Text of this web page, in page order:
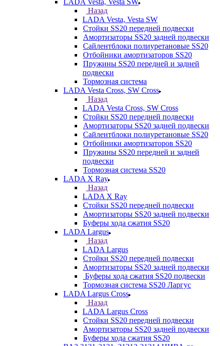
LADA Vesta, Vesta SW
Назад
LADA Vesta, Vesta SW
Стойки SS20 передней подвески
Амортизаторы SS20 задней подвески
Сайлентблоки полиуретановые SS20
Отбойники амортизаторов SS20
Пружины SS20 передней и задней
подвески
Тормозная система
LADA Vesta Cross, SW Cross
Назад
LADA Vesta Cross, SW Cross
Стойки SS20 передней подвески
Амортизаторы SS20 задней подвески
Сайлентблоки полиуретановые SS20
Отбойники амортизаторов SS20
Пружины SS20 передней и задней
подвески
Тормозная система SS20
LADA X Ray
Назад
LADA X Ray
Стойки SS20 передней подвески
Амортизаторы SS20 задней подвески
Буферы хода сжатия SS20
LADA Largus
Назад
LADA Largus
Стойки SS20 передней подвески
Амортизаторы SS20 задней подвески
Буферы хода сжатия SS20 подвески
Тормозная система SS20 Ларгус
LADA Largus Cross
Назад
LADA Largus Cross
Стойки SS20 передней подвески
Амортизаторы SS20 задней подвески
Буферы хода сжатия SS20